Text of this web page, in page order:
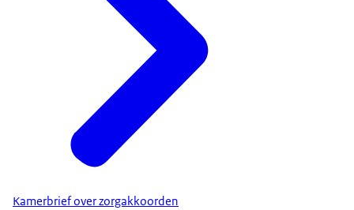
Kamerbrief over zorgakkoorden